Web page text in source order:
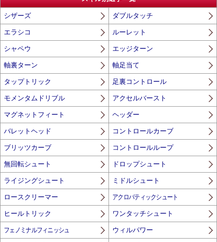
シザーズ ダブルタッチ
エラシコ ルーレット
シャペウ エッジターン
軸裏ターン 軸足当て
タップトリック 足裏コントロール
モメンタムドリブル アクセルバースト
マグネットフィート ヘッダー
バレットヘッド コントロールカーブ
ブリッツカーブ コントロールループ
無回転シュート ドロップシュート
ライジングシュート ミドルシュート
ロースクリーマー アクロバティックシュート
ヒールトリック ワンタッチシュート
フェノミナルフィニッシュ ウィルパワー